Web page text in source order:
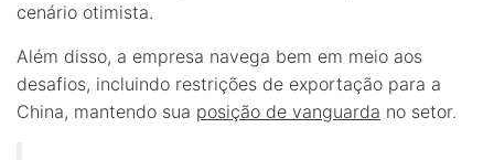
cenário otimista.
Além disso, a empresa navega bem em meio aos
desafios, incluindo restrições de exportação para a
China, mantendo sua posição de vanguarda no setor.